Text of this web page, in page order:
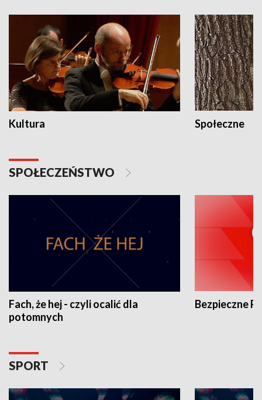
Kultura Społeczne
SPOŁECZEŃSTWO
Fach, że hej - czyli ocalić dla
potomnych
Bezpieczne
SPORT